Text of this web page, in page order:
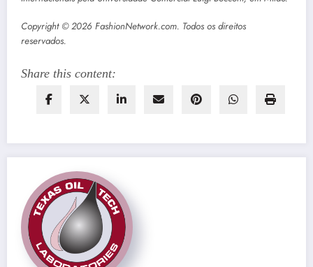
Copyright © 2026 FashionNetwork.com. Todos os direitos
reservados.
Share this content: